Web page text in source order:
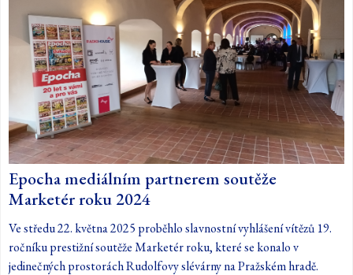
Epocha mediálním partnerem soutěže
Marketér roku 2024
Ve středu 22. května 2025 proběhlo slavnostní vyhlášení vítězů 19.
ročníku prestižní soutěže Marketér roku, které se konalo v
jedinečných prostorách Rudolfovy slévárny na Pražském hradě.